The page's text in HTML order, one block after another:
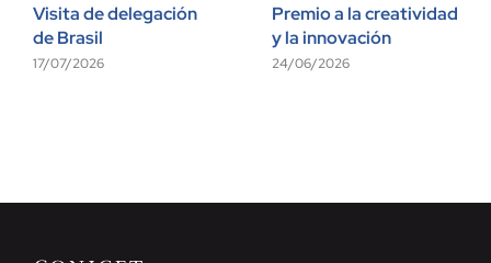
Visita de delegación
de Brasil
17/07/2026
Premio a la creatividad
y la innovación
24/06/2026